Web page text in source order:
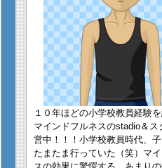
１０年ほどの小学校教員経験
マインドフルネスのstadio＆ス
営中！！！小学校教員時代、
たまたま行っていた（笑）マ